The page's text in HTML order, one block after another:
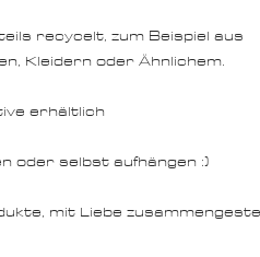
recycelt, zum Beispiel aus
Kleidern oder Ähnlichem.
erhältlich
oder selbst aufhängen :)
mit Liebe